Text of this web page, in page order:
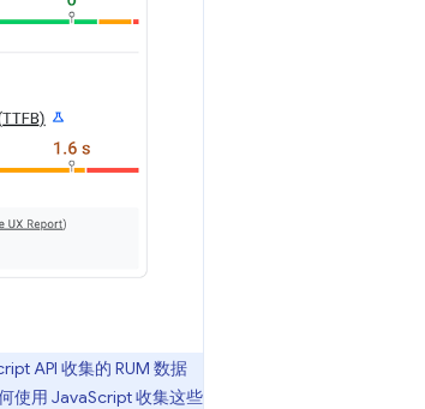
API 收集的 RUM 数据
使用 JavaScript 收集这些